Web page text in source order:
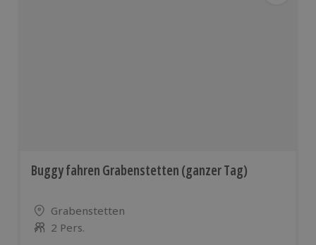
Buggy fahren Grabenstetten (ganzer Tag)
Standort
Grabenstetten
Anzahl der Teilnehmer
2 Pers.